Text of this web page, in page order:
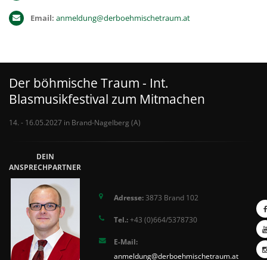
Email: anmeldung@derboehmischetraum.at
Der böhmische Traum - Int.
Blasmusikfestival zum Mitmachen
14. - 16.05.2027 in Brand-Nagelberg (A)
DEIN
ANSPRECHPARTNER
Adresse: 3873 Brand 102
Tel.:+43 (0)664/5378730
E-Mail:
anmeldung@derboehmischetraum.at